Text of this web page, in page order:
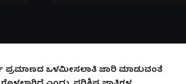
ಪ್ರಮಾಣದ ಒಳಮೀಸಲಾತಿ ಜಾರಿ ಮಾಡುವಂತೆ